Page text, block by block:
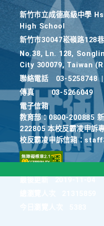
新竹巿立成德高級中學
High School
新竹巿30047崧嶺路128
No.38, Ln. 128,
City 300079, Taiwan
聯絡電話
03-5258748
傳真
03-5266049
電子信箱
教育部：0800-200885
222805 本校反霸凌申訴
校反霸凌申訴信箱：